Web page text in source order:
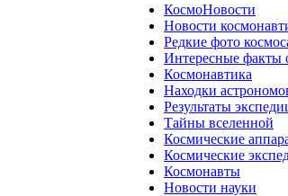
КосмоНовости
Новости
Редкие фото
Интересные факты
Космонавтика
Находки
Результаты
Тайны вселенной
Космические
Космические
Космонавты
Новости науки